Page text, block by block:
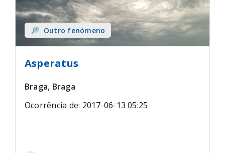
Outro fenómeno
Asperatus
Braga, Braga
Ocorrência de: 2017-06-13 05:25